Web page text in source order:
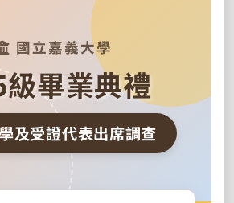
國立嘉義大學
畢業典禮
及受證代表出席調查